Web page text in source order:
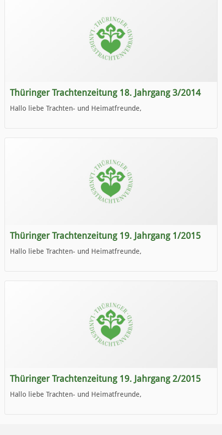
Thüringer Trachtenzeitung 18. Jahrgang 3/2014
Hallo liebe Trachten- und Heimatfreunde,
Wir wünschen Euch viel Spaß beim Lesen.
Thüringer Trachtenzeitung 19. Jahrgang 1/2015
Hallo liebe Trachten- und Heimatfreunde,
Wir wünschen Euch viel Spaß beim Lesen.
Thüringer Trachtenzeitung 19. Jahrgang 2/2015
Hallo liebe Trachten- und Heimatfreunde,